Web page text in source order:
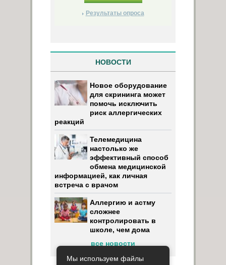
Результаты опроса
НОВОСТИ
Новое оборудование
для скрининга может
помочь исключить
риск аллергических
реакций
Телемедицина
настолько же
эффективный способ
обмена медицинской
информацией, как личная
встреча с врачом
Аллергию и астму
сложнее
контролировать в
школе, чем дома
все новости
Мы используем файлы